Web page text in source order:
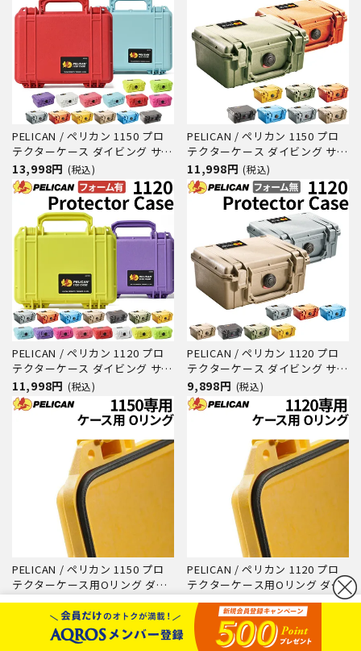
PELICAN / ペリカン 1150 プロ
テクターケース ダイビング サー
フィン アウトドア キャンプ 釣
り カメラ 精密機器 防水 防塵 耐
衝撃
13,998円 (税込)
PELICAN / ペリカン 1150 プロ
テクターケース ダイビング サー
フィン アウトドア キャンプ 釣
り カメラ 精密機器 防水 防塵 耐
衝撃
11,998円 (税込)
PELICAN / ペリカン 1120 プロ
テクターケース ダイビング サー
フィン アウトドア キャンプ 釣
り カメラ 精密機器 防水 防塵 耐
衝撃
11,998円 (税込)
PELICAN / ペリカン 1120 プロ
テクターケース ダイビング サー
フィン アウトドア キャンプ 釣
り カメラ 精密機器 防水 防塵 耐
衝撃
9,898円 (税込)
PELICAN / ペリカン 1150 プロ
テクターケース用Oリング ダイ
ビング サーフィン アウトドア
キャンプ 釣り カメラ 精密機器
防水 防塵 耐衝撃
2,268円 (税込)
PELICAN / ペリカン 1120 プロ
テクターケース用Oリング ダイ
ビング サーフィン アウトドア
キャンプ 釣り カメラ 精密機器
防水 防塵 耐衝撃
2,268円 (税込)
カートボタンへ移動